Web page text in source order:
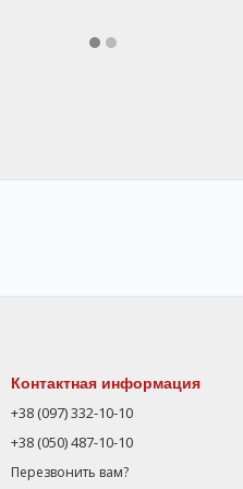
Контактная информация
+38 (097) 332-10-10
+38 (050) 487-10-10
Перезвонить вам?